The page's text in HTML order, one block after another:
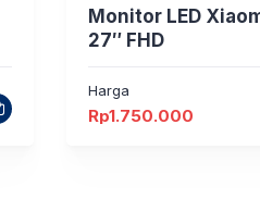
Monitor LED
27″ FHD
Harga
Rp1.750.000